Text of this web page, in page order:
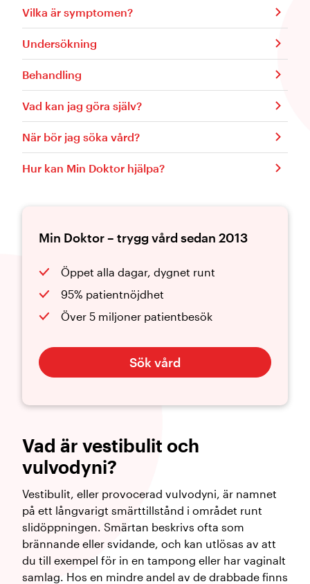
Vad är vestibulit och
vulvodyni?
Vestibulit, eller provocerad vulvodyni, är namnet
på ett långvarigt smärttillstånd i området runt
slidöppningen. Smärtan beskrivs ofta som
brännande eller svidande, och kan utlösas av att
du till exempel för in en tampong eller har vaginalt
samlag. Hos en mindre andel av de drabbade finns
Vilka är symptomen?
Undersökning
Behandling
Vad kan jag göra själv?
När bör jag söka vård?
Hur kan Min Doktor hjälpa?
Min Doktor – trygg vård sedan 2013
Öppet alla dagar, dygnet runt
95% patientnöjdhet
Över 5 miljoner patientbesök
Sök vård